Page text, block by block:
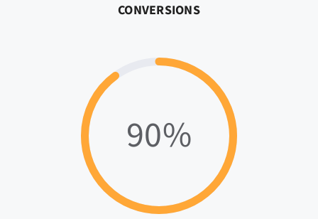
CONVERSIONS
90%